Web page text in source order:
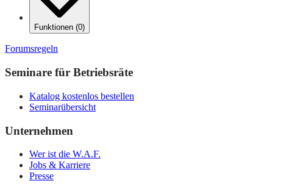
Funktionen (0)
Forumsregeln
Seminare für Betriebsräte
Katalog kostenlos bestellen
Seminarübersicht
Unternehmen
Wer ist die W.A.F.
Jobs & Karriere
Presse